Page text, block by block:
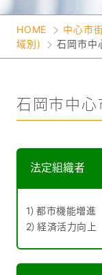
HOME 中心市
域別)
石岡市中
石岡市中
法定組織者
1）都市機能増
2）経済活力向